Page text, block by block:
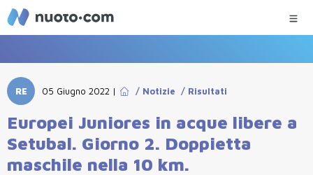
RE 05 Giugno 2022 | / Notizie / Risultati
Europei Juniores in acque libere a
Setubal. Giorno 2. Doppietta
maschile nella 10 km.